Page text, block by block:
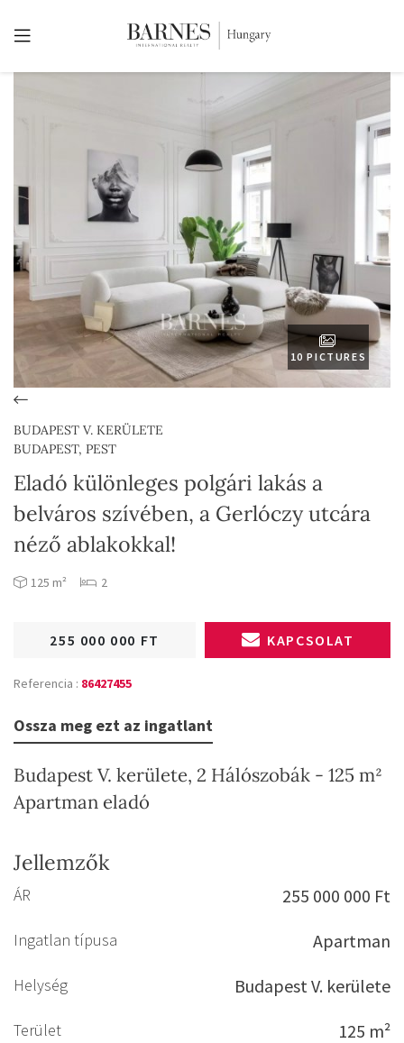
10 PICTURES
BUDAPEST V. KERÜLETE
BUDAPEST, PEST
Eladó különleges polgári lakás a
belváros szívében, a Gerlóczy utcára
néző ablakokkal!
125 m² 2
255 000 000 FT KAPCSOLAT
Referencia : 86427455
Ossza meg ezt az ingatlant
Budapest V. kerülete, 2 Hálószobák - 125 m²
Apartman eladó
Jellemzők
ÁR 255 000 000 Ft
Ingatlan típusa Apartman
Helység Budapest V. kerülete
Terület 125 m²